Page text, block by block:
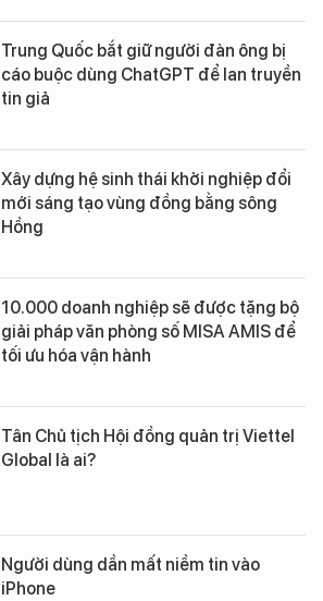
Trung Quốc bắt giữ người đàn ông bị
cáo buộc dùng ChatGPT để lan truyền
tin giả
Xây dựng hệ sinh thái khởi nghiệp đổi
mới sáng tạo vùng đồng bằng sông
Hồng
10.000 doanh nghiệp sẽ được tặng bộ
giải pháp văn phòng số MISA AMIS để
tối ưu hóa vận hành
Tân Chủ tịch Hội đồng quản trị Viettel
Global là ai?
Người dùng dần mất niềm tin vào
iPhone